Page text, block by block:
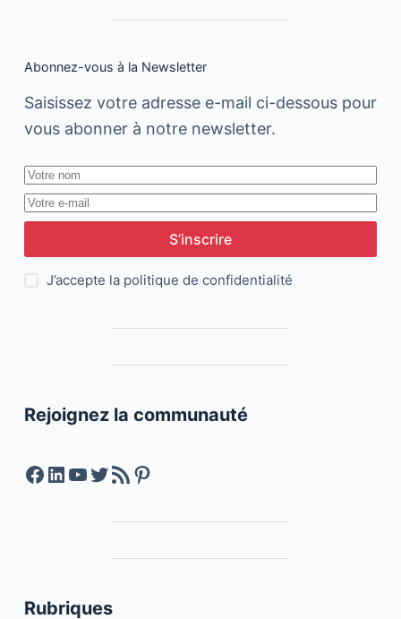
Abonnez-vous à la Newsletter
Saisissez votre adresse e-mail ci-dessous pour
vous abonner à notre newsletter.
S’inscrire
J’accepte la politique de confidentialité
Rejoignez la communauté
Facebook
LinkedIn
YouTube
Twitter
Feed RSSPinterest
Rubriques